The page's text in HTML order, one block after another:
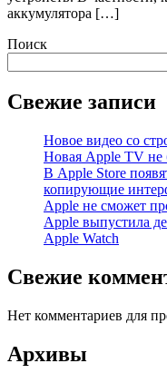
аккумулятора […]
Поиск
Свежие записи
Новое видео со
Новая Apple TV не
В Apple Store
копирующие
Apple не сможет
Apple выпустила
Apple Watch
Свежие
Нет комментариев для
Архивы